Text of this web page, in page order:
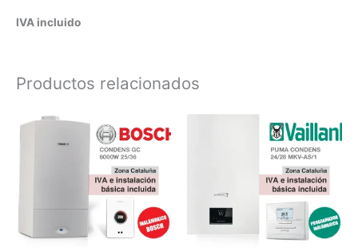
IVA incluido
Productos relacionados